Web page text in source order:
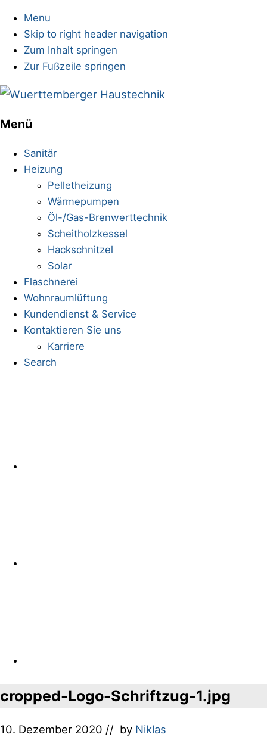
Menu
Skip to right header navigation
Zum Inhalt springen
Zur Fußzeile springen
Sanitärinstallationen
Mobile
Menu
Menü
Sanitär
Heizung
Pelletheizung
Wärmepumpen
Öl-/Gas-Brenwerttechnik
Scheitholzkessel
Hackschnitzel
Solar
Flaschnerei
Wohnraumlüftung
Kundendienst & Service
Kontaktieren Sie uns
Karriere
Search
cropped-Logo-Schriftzug-1.jpg
10. Dezember 2020 // by Niklas